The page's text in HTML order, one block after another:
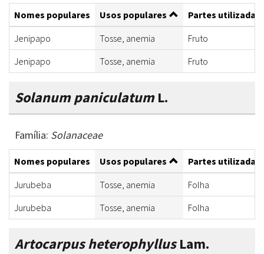
Nomes populares Usos populares
Partes utilizadas
Jenipapo
Tosse, anemia
Fruto
Jenipapo
Tosse, anemia Fruto
Solanum paniculatumL.
Família: Solanaceae
Nomes populares Usos populares
Partes utilizadas
Jurubeba
Tosse, anemia
Folha
Jurubeba
Tosse, anemia Folha
Artocarpus heterophyllusLam.